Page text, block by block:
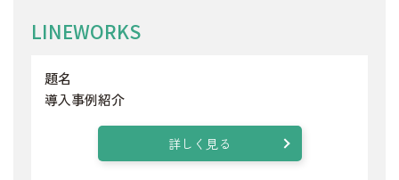
LINEWORKS
題名
導入事例紹介
詳しく見る